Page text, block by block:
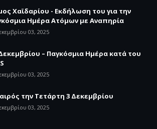
Χαϊδαρίου - Εκδήλωση του για την
Ημέρα Ατόμων με Αναπηρία
03, 2025
– Παγκόσμια Ημέρα κατά του
03, 2025
την Τετάρτη 3 Δεκεμβρίου
03, 2025